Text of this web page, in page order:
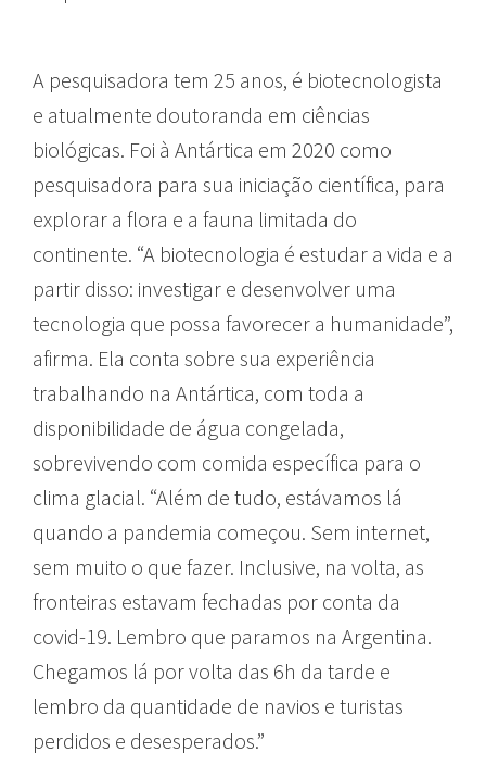
A pesquisadora tem 25 anos, é biotecnologista
e atualmente doutoranda em ciências
biológicas. Foi à Antártica em 2020 como
pesquisadora para sua iniciação científica, para
explorar a flora e a fauna limitada do
continente. “A biotecnologia é estudar a vida e a
partir disso: investigar e desenvolver uma
tecnologia que possa favorecer a humanidade”,
afirma. Ela conta sobre sua experiência
trabalhando na Antártica, com toda a
disponibilidade de água congelada,
sobrevivendo com comida específica para o
clima glacial. “Além de tudo, estávamos lá
quando a pandemia começou. Sem internet,
sem muito o que fazer. Inclusive, na volta, as
fronteiras estavam fechadas por conta da
covid-19. Lembro que paramos na Argentina.
Chegamos lá por volta das 6h da tarde e
lembro da quantidade de navios e turistas
perdidos e desesperados.”